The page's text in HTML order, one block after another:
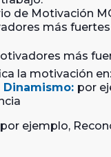
de Motivación
más
más
la motivación en:
Dinamismo: por
por ejemplo,